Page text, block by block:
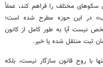
سکوهای مختلف را فراهم کند، عملاً
در این حوزه مطرح شده است؛
نیست آیا به طور کامل از کانون
ثبت منتقل شده یا خیر.
با روح قانون سازگار نیست، بلکه